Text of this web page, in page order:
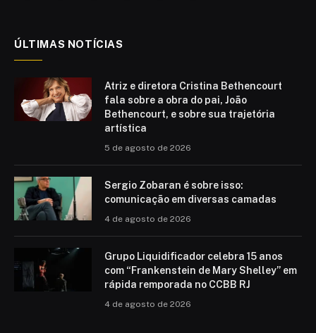
ÚLTIMAS NOTÍCIAS
Atriz e diretora Cristina Bethencourt
fala sobre a obra do pai, João
Bethencourt, e sobre sua trajetória
artística
5 de agosto de 2026
Sergio Zobaran é sobre isso:
comunicação em diversas camadas
4 de agosto de 2026
Grupo Liquidificador celebra 15 anos
com “Frankenstein de Mary Shelley” em
rápida remporada no CCBB RJ
4 de agosto de 2026